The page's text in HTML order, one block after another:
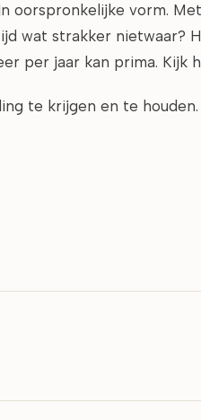
oorspronkelijke vorm.
wat strakker nietwaar?
per jaar kan prima. Kijk
te krijgen en te